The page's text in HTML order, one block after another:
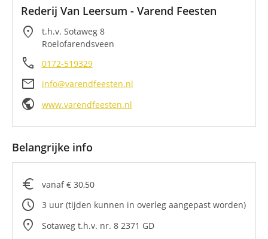
Rederij Van Leersum - Varend Feesten
location_on
t.h.v. Sotaweg 8
Roelofarendsveen
call 0172-519329
mail info@varendfeesten.nl
public www.varendfeesten.nl
Belangrijke info
euro vanaf € 30,50
schedule 3 uur (tijden kunnen in overleg aangepast worden)
location_on Sotaweg t.h.v. nr. 8 2371 GD